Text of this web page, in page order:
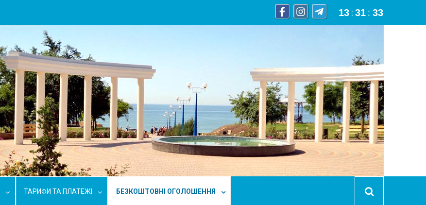
13 :31 : 35
ТАРИФИ ТА ПЛАТЕЖІ БЕЗКОШТОВНІ ОГОЛОШЕННЯ